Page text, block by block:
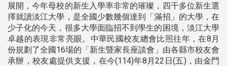
展開，今年母校的新生入學率非常的璀璨，四千多位新生選
擇就讀淡江大學，是全國少數幾個達到「滿招」的大學，在
少子化的今天，很多大學面臨招不到學生的困境，淡江大學
卓越的表現非常亮眼。中華民國校友總會比照往年，在8月
份規劃了全國16場的「新生暨家長座談會」由各縣市校友會
承辦，校友處提供支援，在今(114)年8月22日(五)，由金門